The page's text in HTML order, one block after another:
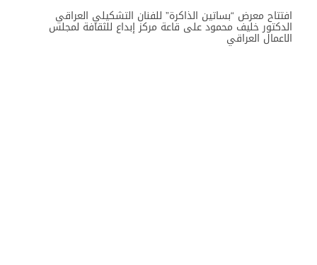
افتتاح معرض “بساتين الذاكرة” للفنان التشكيلي العراقي
الدكتور خليف محمود على قاعة مركز إبداع للثقافة لمجلس
الاعمال العراقي